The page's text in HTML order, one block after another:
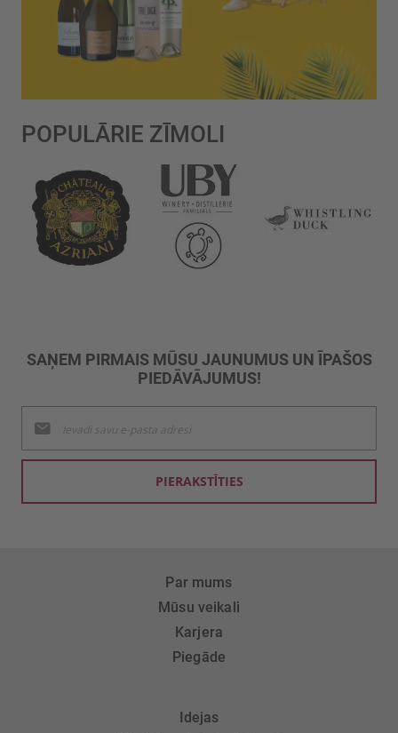
POPULĀRIE ZĪMOLI
SAŅEM PIRMAIS MŪSU JAUNUMUS UN ĪPAŠOS
PIEDĀVĀJUMUS!
jaunumu
saņemšanai:
PIERAKSTĪTIES
Par mums
Mūsu veikali
Karjera
Piegāde
Idejas